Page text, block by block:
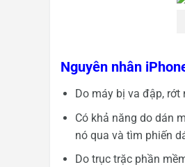
Nguyên nhân
Do máy bị va đập,
Có khả năng do dán
nó qua và tìm phiến
Do trục trặc phần